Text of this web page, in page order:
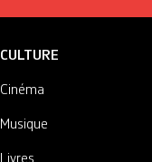
CULTURE
Cinéma
Musique